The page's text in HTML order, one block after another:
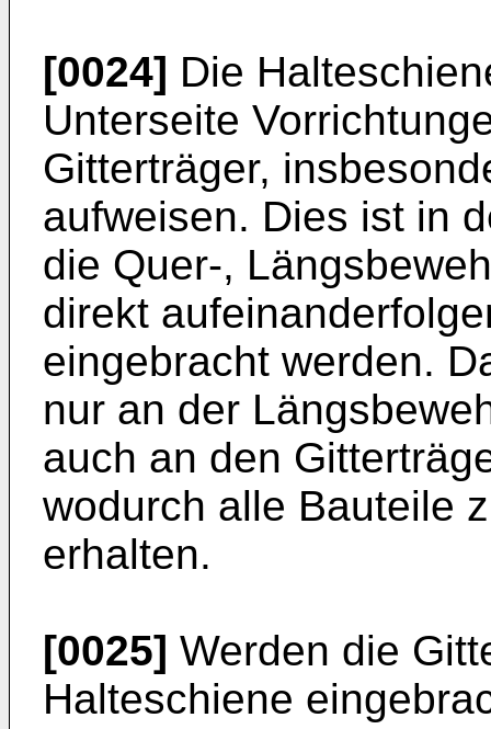
[0024] Die
Unterseite
Gitterträger,
aufweisen. Dies ist in
die Quer-,
direkt
eingebracht werden.
nur an der
auch an den
wodurch alle Bauteile
erhalten.
[0025] Werden die
Halteschiene